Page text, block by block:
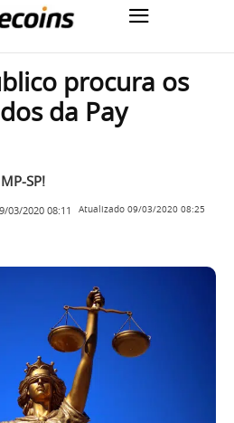
procura os
da Pay
SP!
03/2020 08:11 Atualizado 09/03/2020 08:25